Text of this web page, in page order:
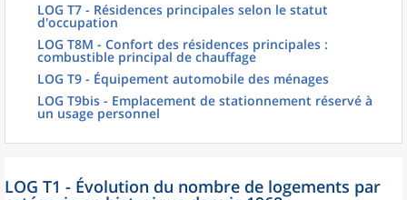
LOG T7 - Résidences principales selon le statut
d'occupation
LOG T8M - Confort des résidences principales :
combustible principal de chauffage
LOG T9 - Équipement automobile des ménages
LOG T9bis - Emplacement de stationnement réservé à
un usage personnel
LOG T1 - Évolution du nombre de logements par